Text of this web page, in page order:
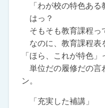
「わが校の特色ある
はっ？
そもそも教育課程っ
なのに、教育課程表
「ほら、これが特色」
単位だの履修だの言
ン。
「充実した補講」